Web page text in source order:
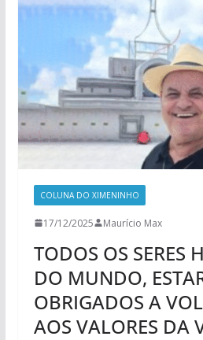
COLUNA DO XIMENINHO
17/12/2025 Maurício Max
TODOS OS SERES
DO MUNDO,
OBRIGADOS A
AOS VALORES DA